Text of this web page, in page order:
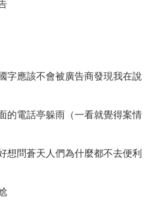
字應該不會被廣告商發現我在說
的電話亭躲雨（一看就覺得案情
想問蒼天人們為什麼都不去便利